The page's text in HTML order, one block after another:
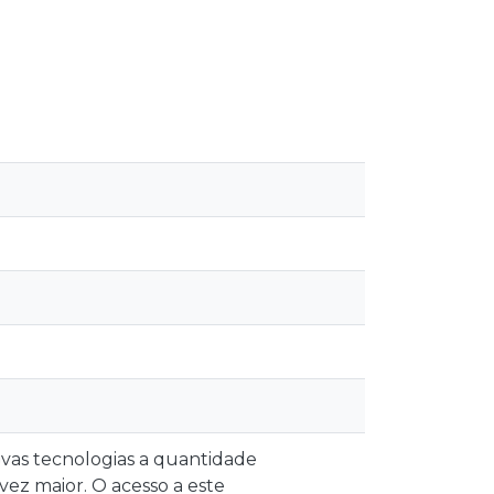
tecnologias a quantidade
maior. O acesso a este